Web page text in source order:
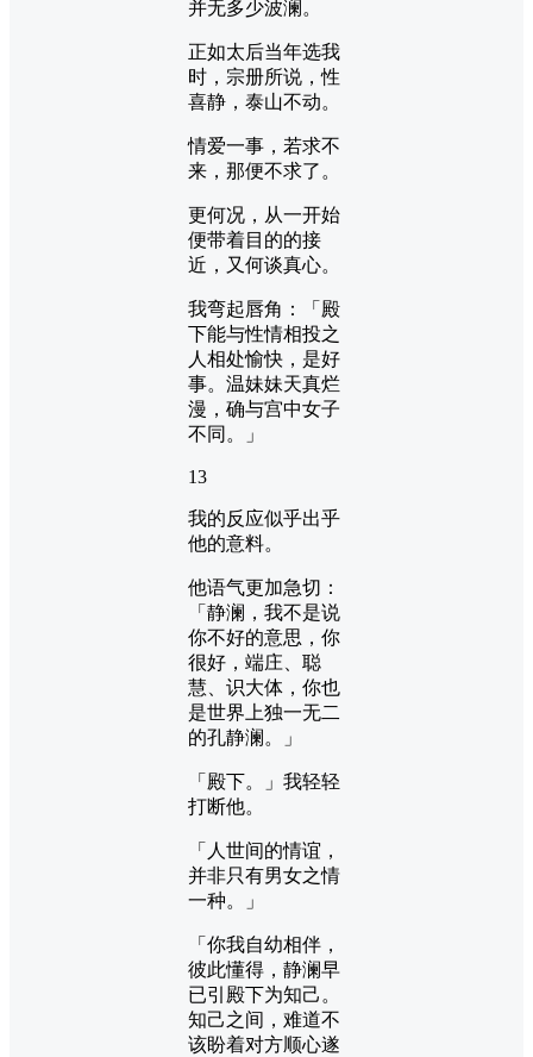
并无多少波澜。
正如太后当年选我
时，宗册所说，性
喜静，泰山不动。
情爱一事，若求不
来，那便不求了。
更何况，从一开始
便带着目的的接
近，又何谈真心。
我弯起唇角：「殿
下能与性情相投之
人相处愉快，是好
事。温妹妹天真烂
漫，确与宫中女子
不同。」
13
我的反应似乎出乎
他的意料。
他语气更加急切：
「静澜，我不是说
你不好的意思，你
很好，端庄、聪
慧、识大体，你也
是世界上独一无二
的孔静澜。」
「殿下。」我轻轻
打断他。
「人世间的情谊，
并非只有男女之情
一种。」
「你我自幼相伴，
彼此懂得，静澜早
已引殿下为知己。
知己之间，难道不
该盼着对方顺心遂